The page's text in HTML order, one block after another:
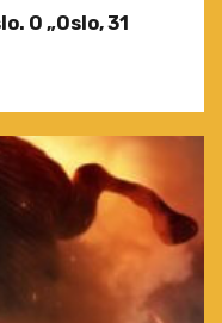
O „Oslo, 31